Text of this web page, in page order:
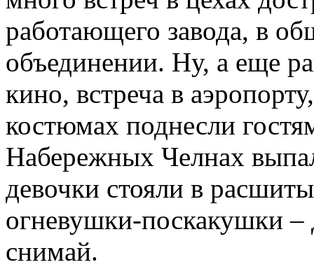
работающего завода, в
объединении. Ну, а еще
кино, встреча в
костюмах поднесли
Набережных Челнах
девочки стояли в
огневушки-поскакушки –
снимай.